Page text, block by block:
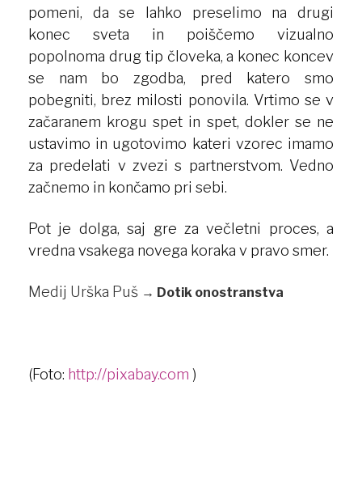
pomeni, da se lahko preselimo na drugi
konec sveta in poiščemo vizualno
popolnoma drug tip človeka, a konec koncev
se nam bo zgodba, pred katero smo
pobegniti, brez milosti ponovila. Vrtimo se v
začaranem krogu spet in spet, dokler se ne
ustavimo in ugotovimo kateri vzorec imamo
za predelati v zvezi s partnerstvom. Vedno
začnemo in končamo pri sebi.
Pot je dolga, saj gre za večletni proces, a
vredna vsakega novega koraka v pravo smer.
Medij Urška Puš → Dotik onostranstva
(Foto: http://pixabay.com )